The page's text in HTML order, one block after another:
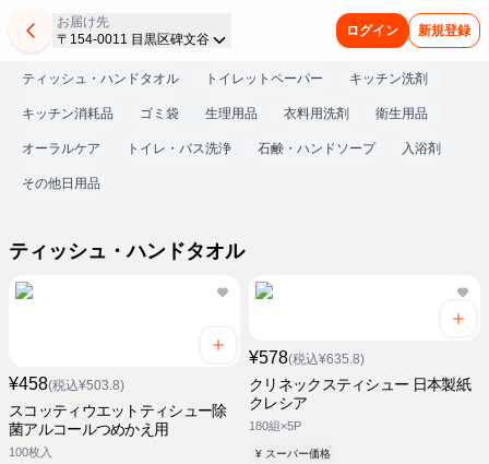
お届け先
〒154-0011 目黒区碑文谷
ログイン 新規登録
ティッシュ・ハンドタオル トイレットペーパー キッチン洗剤
キッチン消耗品 ゴミ袋 生理用品 衣料用洗剤 衛生用品
オーラルケア トイレ・バス洗浄 石鹸・ハンドソープ 入浴剤
その他日用品
ティッシュ・ハンドタオル
¥458(税込¥503.8)
スコッティウエットティシュー除
菌アルコールつめかえ用
100枚入
¥578(税込¥635.8)
クリネックスティシュー 日本製紙
クレシア
180組×5P
¥ スーパー価格